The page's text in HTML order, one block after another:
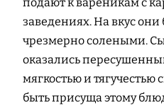
заведениях. На вкус
чрезмерно солеными.
оказались
мягкостью и тягучестью
быть присуща этому